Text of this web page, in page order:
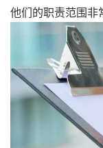
他们的职责范围非